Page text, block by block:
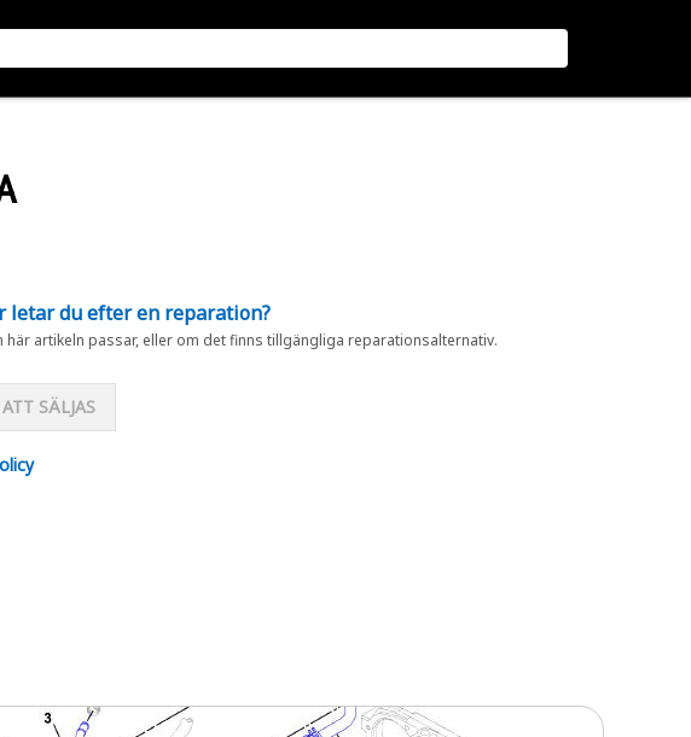
letar du efter en reparation?
artikeln passar, eller om det finns tillgängliga reparationsalternativ.
SÄLJAS